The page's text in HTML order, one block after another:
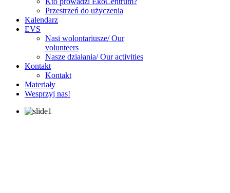
Przestrzeń do użyczenia
Kalendarz
EVS
Nasi wolontariusze/ Our
volunteers
Nasze działania/ Our activities
Kontakt
Kontakt
Materiały
Wesprzyj nas!